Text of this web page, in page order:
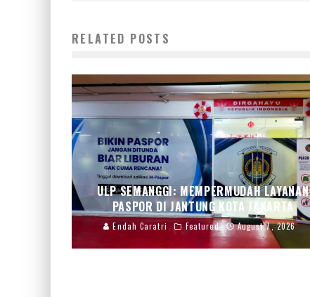
RELATED POSTS
ULP SEMANGGI: MEMPERMUDAH LAYANAN
PASPOR DI JANTUNG KOTA JAKARTA
Endah Caratri Featured August 7, 2026